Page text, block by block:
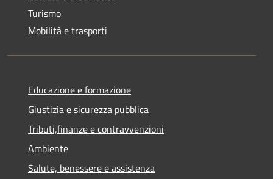
Turismo
Mobilità e trasporti
Educazione e formazione
Giustizia e sicurezza pubblica
Tributi,finanze e contravvenzioni
Ambiente
Salute, benessere e assistenza